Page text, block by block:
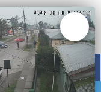
DEPORTES